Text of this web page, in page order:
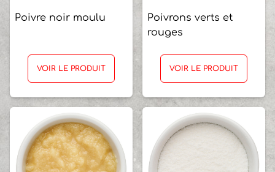
Poivre noir moulu
VOIR LE PRODUIT
Poivrons verts et
rouges
VOIR LE PRODUIT